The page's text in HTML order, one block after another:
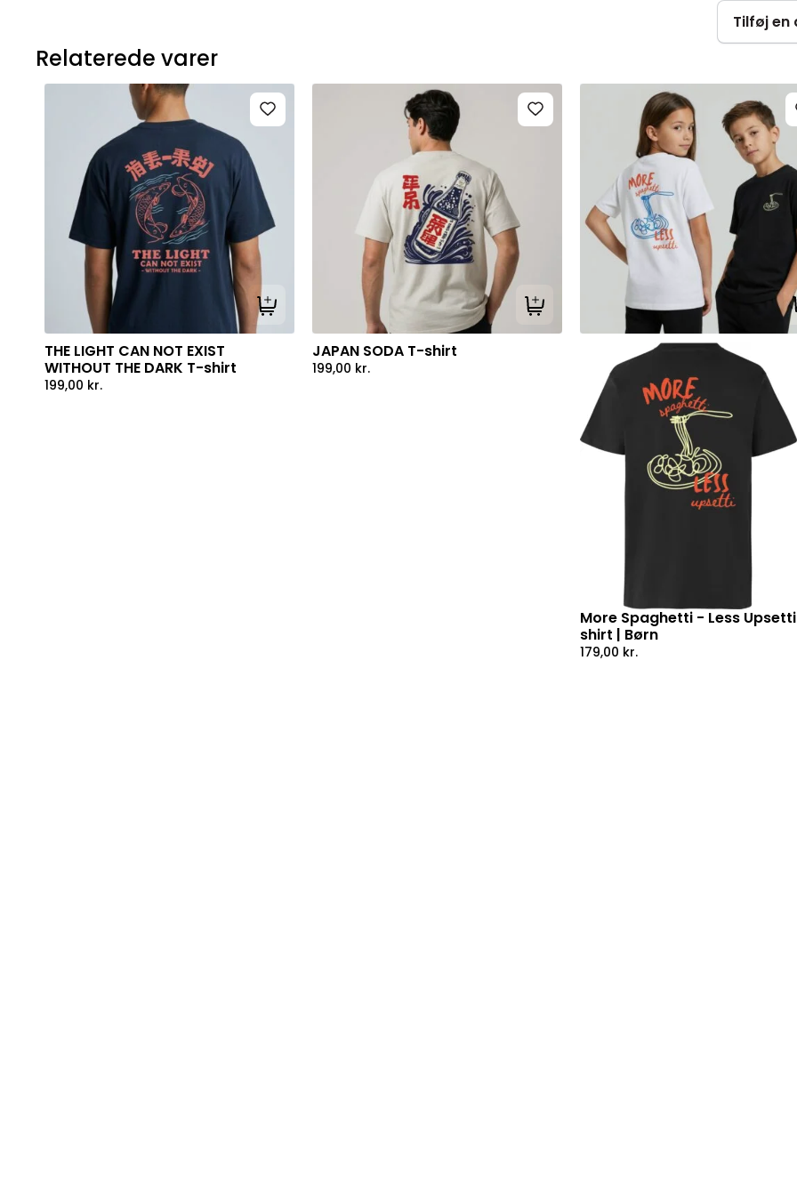
Tilføj en
Relaterede varer
Tilføj til kurv
THE LIGHT CAN NOT EXIST
WITHOUT THE DARK T-shirt
199,00 kr.
Tilføj til kurv
JAPAN SODA T-shirt
199,00 kr.
More Spaghetti - Less
shirt | Børn
179,00 kr.